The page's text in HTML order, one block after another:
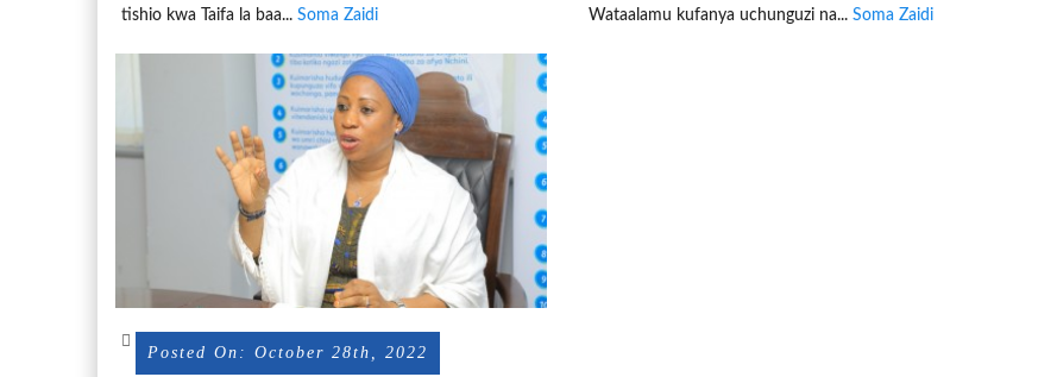
tishio kwa Taifa la baa... Soma Zaidi
Wataalamu kufanya uchunguzi na...Soma Zaidi
Posted On: October 28th, 2022